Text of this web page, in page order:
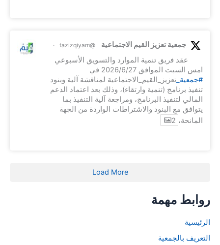
جمعية تعزيز القيم الاجتماعية @tazizqiyam
·
عقد فريق تنمية الموارد والتسويق الأسبوعي
امس السبت الموافق 2026/6/27 في
#جمعية_ تعزيز_القيم_الاجتماعية لمناقشة آلية وبنود
تنفيذ برنامج (تنمية وارتقاء)، وذلك بعد اعتماد الدعم
المالي لتنفيذ البرنامج، ومراجعة آلية التنفيذ بما
يتوافق مع البنود والاشتراطات الواردة من الجهة
المانحة، 2
Load More
روابط مهمة
الرئيسية
التعريف بالجمعية